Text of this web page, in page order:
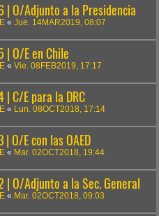
| O/Adjunto a la Presidencia
« Jue. 14MAR2019, 08:07
| O/E en Chile
« Vie. 08FEB2019, 17:17
| C/E para la DRC
« Lun. 08OCT2018, 17:14
| O/E con las OAED
« Mar. 02OCT2018, 19:44
| O/Adjunto a la Sec. General
« Mar. 02OCT2018, 09:03